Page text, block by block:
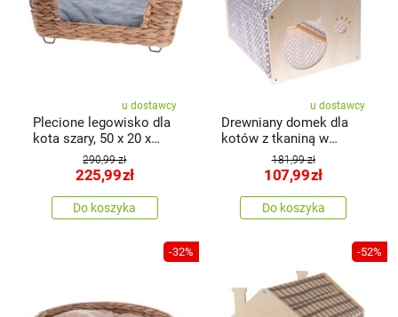
u dostawcy
Plecione legowisko dla
kota szary, 50 x 20 x
290,99 zł
225,99zł
Do koszyka
u dostawcy
Drewniany domek dla
kotów z tkaniną w
kolorzeszarym, 51,5 x
39,5 x 38 cm
181,99 zł
107,99zł
Do koszyka
-32% -52%